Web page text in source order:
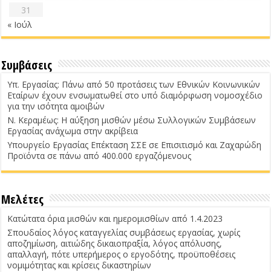
31
« Ιούλ
Συμβάσεις
Υπ. Εργασίας: Πάνω από 50 προτάσεις των Εθνικών Κοινωνικών
Εταίρων έχουν ενσωματωθεί στο υπό διαμόρφωση νομοσχέδιο
για την ισότητα αμοιβών
Ν. Κεραμέως: Η αύξηση μισθών μέσω Συλλογικών Συμβάσεων
Εργασίας ανάχωμα στην ακρίβεια
Υπουργείο Εργασίας Επέκταση ΣΣΕ σε Επισιτισμό και Ζαχαρώδη
Προϊόντα σε πάνω από 400.000 εργαζόμενους
Μελέτες
Κατώτατα όρια μισθών και ημερομισθίων από 1.4.2023
Σπουδαίος λόγος καταγγελίας συμβάσεως εργασίας, χωρίς
αποζημίωση, αιτιώδης δικαιοπραξία, λόγος απόλυσης,
απαλλαγή, πότε υπερήμερος ο εργοδότης, προϋποθέσεις
νομιμότητας και κρίσεις δικαστηρίων